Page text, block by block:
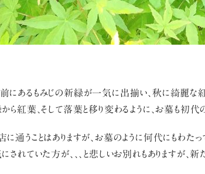
にあるもみじの新緑が一気に出揃い、秋に綺麗な紅
ら紅葉、そして落葉と移り変わるように、お墓も初
通うことはありますが、お墓のように何代にもわた
されていた方が、、、と悲しいお別れもありますが、